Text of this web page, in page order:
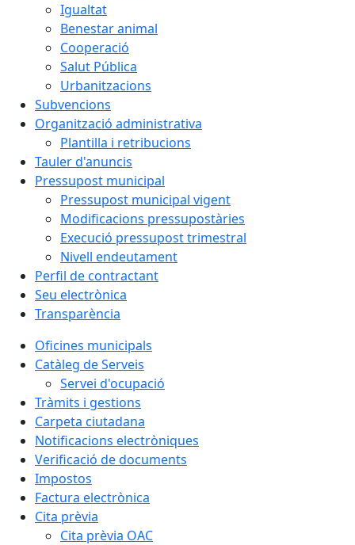
Igualtat
Benestar animal
Cooperació
Salut Pública
Urbanitzacions
Subvencions
Organització administrativa
Plantilla i retribucions
Tauler d'anuncis
Pressupost municipal
Pressupost municipal vigent
Modificacions pressupostàries
Execució pressupost trimestral
Nivell endeutament
Perfil de contractant
Seu electrònica
Transparència
Oficines municipals
Catàleg de Serveis
Servei d'ocupació
Tràmits i gestions
Carpeta ciutadana
Notificacions electròniques
Verificació de documents
Impostos
Factura electrònica
Cita prèvia
Cita prèvia OAC